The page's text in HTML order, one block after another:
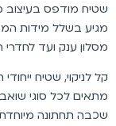
שטיח מודפס בעיצוב
מגיע בשלל מידות
מסלון ענק ועד
קל לניקוי, שטיח
מתאים לכל סוגי
שכבה תחתונה